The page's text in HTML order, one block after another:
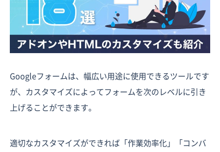
Googleフォームは、幅広い用途に使用できるツールです
が、カスタマイズによってフォームを次のレベルに引き
上げることができます。
適切なカスタマイズができれば「作業効率化」「コンバ